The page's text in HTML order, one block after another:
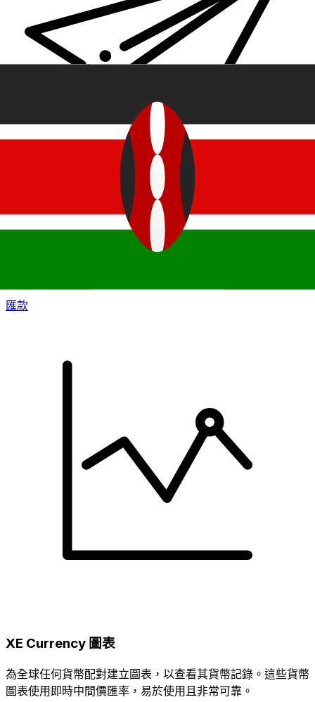
XE 國際匯款
匯款
XE Currency 圖表
為全球任何貨幣配對建立圖表，以查看其貨幣記錄。這些貨幣
圖表使用即時中間價匯率，易於使用且非常可靠。